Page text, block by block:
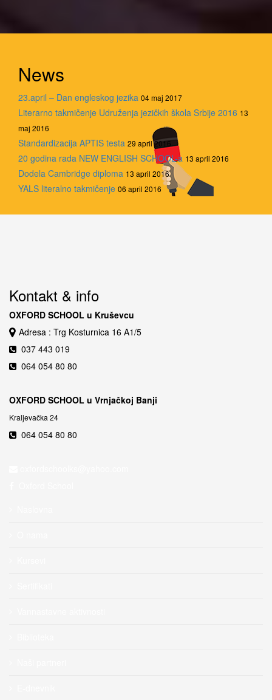
News
23.april – Dan engleskog jezika 04 maj 2017
Literarno takmičenje Udruženja jezičkih škola Srbije 2016 13
maj 2016
Standardizacija APTIS testa 29 april 2016
20 godina rada NEW ENGLISH SCHOOL-a 13 april 2016
Dodela Cambridge diploma 13 april 2016
YALS literalno takmičenje 06 april 2016
Kontakt & info
OXFORD SCHOOL u Kruševcu
Adresa : Trg Kosturnica 16 A1/5
037 443 019
064 054 80 80
OXFORD SCHOOL u Vrnjačkoj Banji
Kraljevačka 24
064 054 80 80